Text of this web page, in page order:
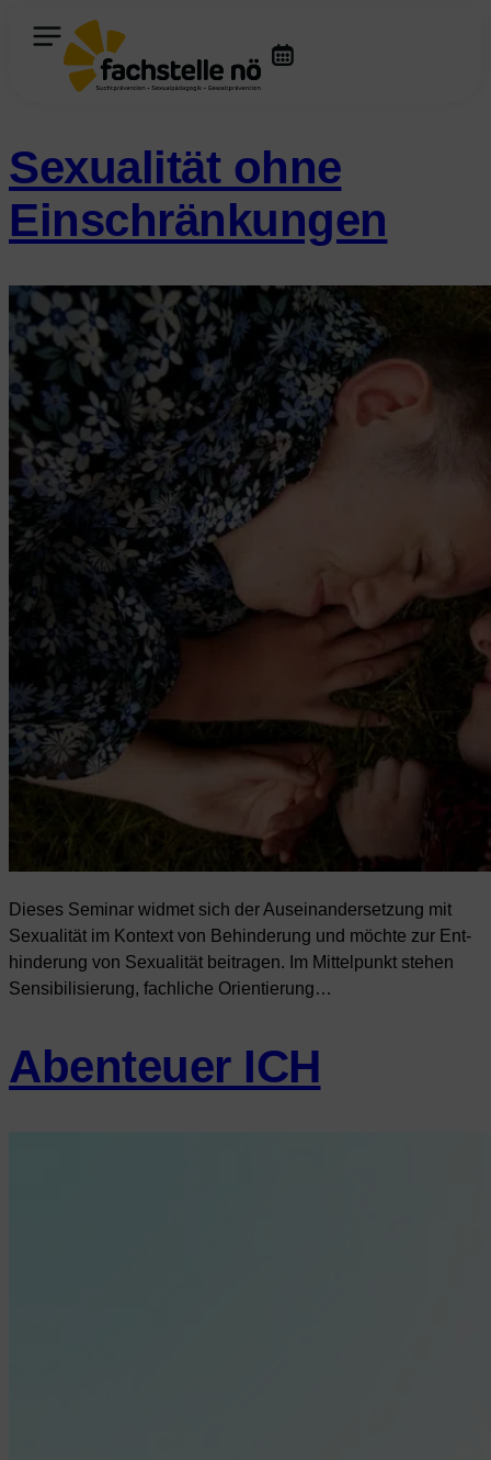
springen
Sexualität ohne
Einschränkungen
Dieses Seminar widmet sich der Auseinandersetzung mit
Sexualität im Kontext von Behinderung und möchte zur Ent-
hinderung von Sexualität beitragen. Im Mittelpunkt stehen
Sensibilisierung, fachliche Orientierung…
Abenteuer ICH